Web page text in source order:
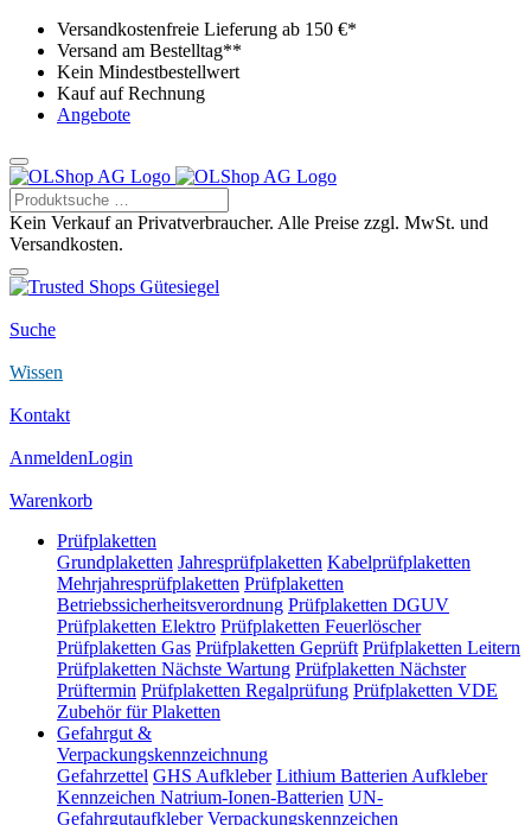
Versandkostenfreie Lieferung ab 150 €*
Versand am Bestelltag**
Kein Mindestbestellwert
Kauf auf Rechnung
Angebote
Kein Verkauf an Privatverbraucher. Alle Preise zzgl. MwSt. und
Versandkosten.
Suche
Wissen
Kontakt
AnmeldenLogin
Warenkorb
Prüfplaketten
Grundplaketten Jahresprüfplaketten Kabelprüfplaketten
Mehrjahresprüfplaketten Prüfplaketten
Betriebssicherheitsverordnung Prüfplaketten DGUV
Prüfplaketten Elektro Prüfplaketten Feuerlöscher
Prüfplaketten Gas Prüfplaketten Geprüft Prüfplaketten Leitern
Prüfplaketten Nächste Wartung Prüfplaketten Nächster
Prüftermin Prüfplaketten Regalprüfung Prüfplaketten VDE
Zubehör für Plaketten
Gefahrgut &
Verpackungskennzeichnung
Gefahrzettel GHS Aufkleber Lithium Batterien Aufkleber
Kennzeichen Natrium-Ionen-Batterien UN-
Gefahrgutaufkleber Verpackungskennzeichen